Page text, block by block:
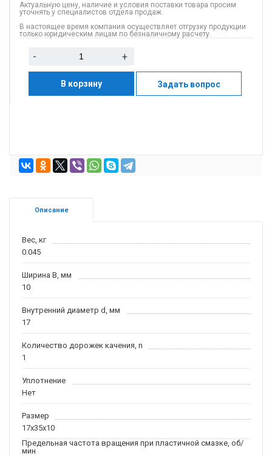
Актуальную цену, наличие и условия поставки товара просим
уточнять у специалистов отдела продаж.
В настоящее время компания осуществляет отгрузку продукции
только юридическим лицам по безналичному расчету.
- +
В корзину Задать вопрос
Описание
Вес, кг
0.045
Ширина B, мм
10
Внутренний диаметр d, мм
17
Количество дорожек качения, n
1
Уплотнение
Нет
Размер
17x35x10
Предельная частота вращения при пластичной смазке, об/
мин